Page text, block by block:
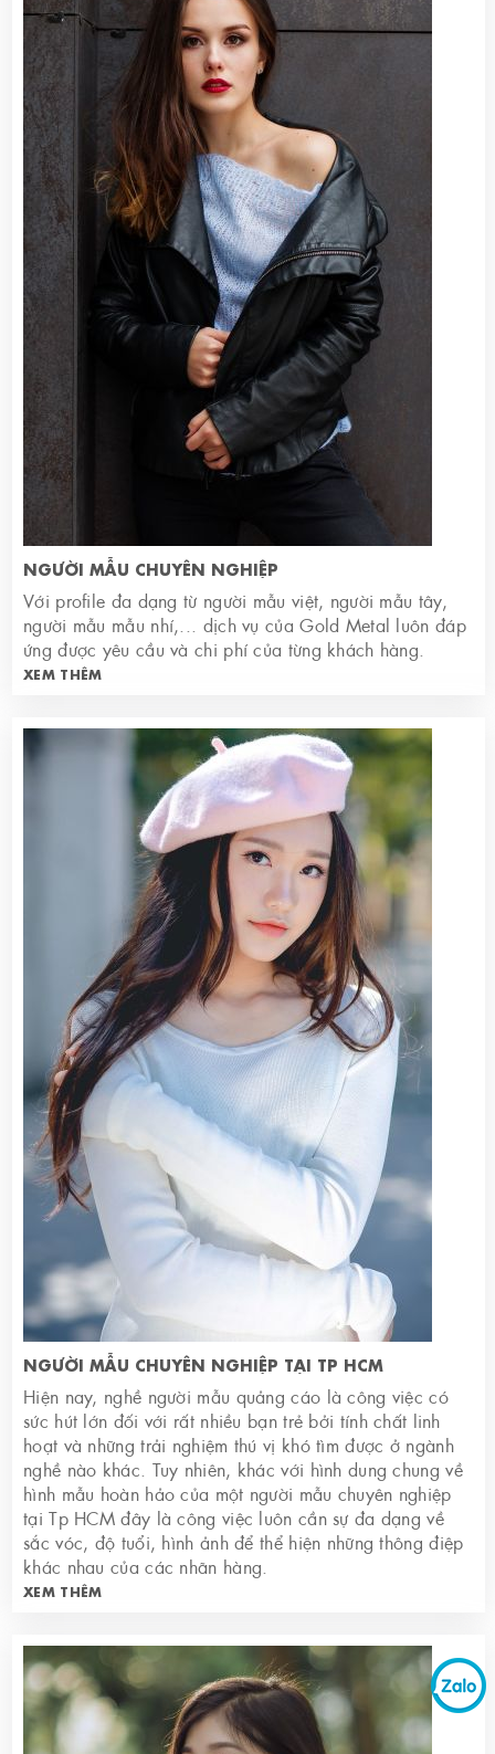
NGƯỜI MẪU CHUYÊN NGHIỆP
Với profile đa dạng từ người mẫu việt, người mẫu tây,
người mẫu mẫu nhí,... dịch vụ của Gold Metal luôn đáp
ứng được yêu cầu và chi phí của từng khách hàng.
XEM THÊM
NGƯỜI MẪU CHUYÊN NGHIỆP TẠI TP HCM
Hiện nay, nghề người mẫu quảng cáo là công việc có
sức hút lớn đối với rất nhiều bạn trẻ bởi tính chất linh
hoạt và những trải nghiệm thú vị khó tìm được ở ngành
nghề nào khác. Tuy nhiên, khác với hình dung chung về
hình mẫu hoàn hảo của một người mẫu chuyên nghiệp
tại Tp HCM đây là công việc luôn cần sự đa dạng về
sắc vóc, độ tuổi, hình ảnh để thể hiện những thông điệp
khác nhau của các nhãn hàng.
XEM THÊM